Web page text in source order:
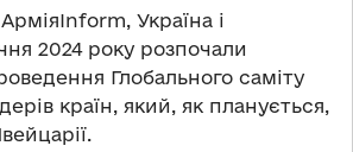
АрміяInform, Україна і
2024 року розпочали
Глобального саміту
країн, який, як планується,